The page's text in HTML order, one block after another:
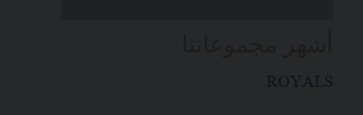
ROYALS